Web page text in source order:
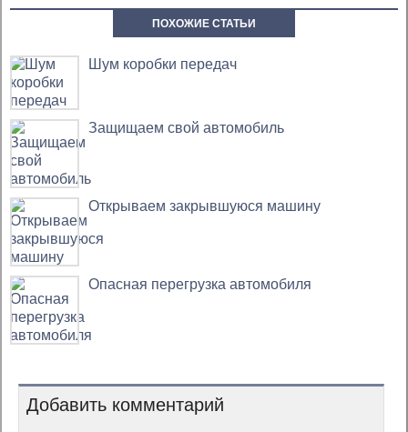
ПОХОЖИЕ СТАТЬИ
Шум коробки передач
Защищаем свой автомобиль
Открываем закрывшуюся машину
Опасная перегрузка автомобиля
Добавить комментарий